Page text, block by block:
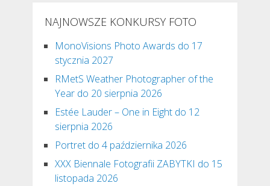
NAJNOWSZE KONKURSY FOTO
MonoVisions Photo Awards do 17
stycznia 2027
RMetS Weather Photographer of the
Year do 20 sierpnia 2026
Estée Lauder – One in Eight do 12
sierpnia 2026
Portret do 4 października 2026
XXX Biennale Fotografii ZABYTKI do 15
listopada 2026